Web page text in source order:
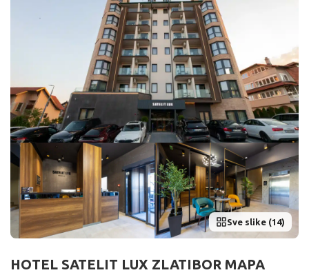
Sve slike (14)
HOTEL SATELIT LUX ZLATIBOR MAPA